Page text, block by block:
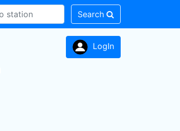
Search
LogIn